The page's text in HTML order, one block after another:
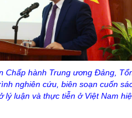
Chấp hành Trung ương Đảng,
nghiên cứu, biên soạn cuốn
lý luận và thực tiễn ở Việt Nam